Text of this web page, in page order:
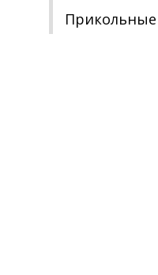
Прикольные